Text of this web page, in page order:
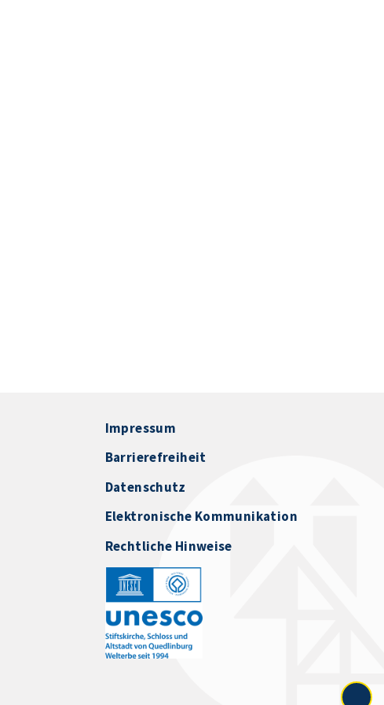
Impressum
Barrierefreiheit
Datenschutz
Elektronische Kommunikation
Rechtliche Hinweise